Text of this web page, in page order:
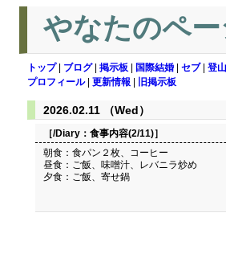
やなたのペー
トップ| ブログ| 掲示板 国際結婚 セブ| 登山
プロフィール| 更新情報 旧掲示板
2026.02.11 （Wed）
［/Diary： 食事内容(2/11)］
朝食：食パン２枚、コーヒー
昼食：ご飯、味噌汁、レバニラ炒め
夕食：ご飯、寄せ鍋